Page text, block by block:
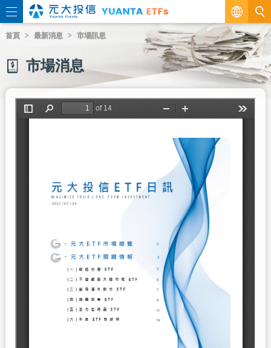
繁
EN
首頁 最新消息 市場訊息
市場消息